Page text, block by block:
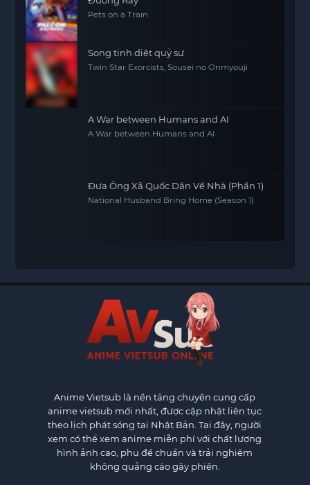
Pets on a Train
Song tinh diệt quỷ sư
Twin Star Exorcists, Sousei no Onmyouji
A War between Humans and AI
A War between Humans and AI
Đưa Ông Xã Quốc Dân Về Nhà (Phần 1)
National Husband Bring Home (Season 1)
Anime Vietsub là nền tảng chuyên cung cấp
anime vietsub mới nhất, được cập nhật liên tục
theo lịch phát sóng tại Nhật Bản. Tại đây, người
xem có thể xem anime miễn phí với chất lượng
hình ảnh cao, phụ đề chuẩn và trải nghiệm
không quảng cáo gây phiền.